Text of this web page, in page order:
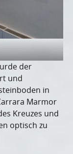
der
und
in
Marmor
Kreuzes und
optisch zu